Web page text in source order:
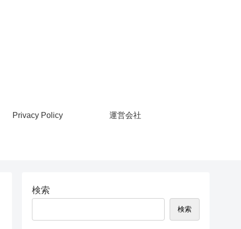
Privacy Policy 運営会社
検索
検索